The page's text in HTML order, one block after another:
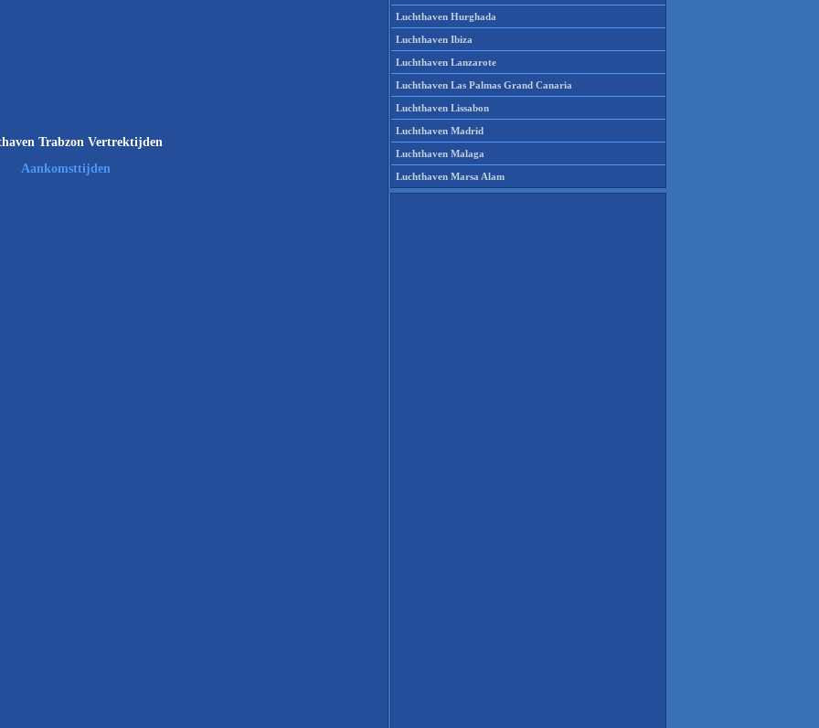
Trabzon Vertrektijden
Aankomsttijden
Luchthaven Hurghada
Luchthaven Ibiza
Luchthaven Lanzarote
Luchthaven Las Palmas Grand Canaria
Luchthaven Lissabon
Luchthaven Madrid
Luchthaven Malaga
Luchthaven Marsa Alam